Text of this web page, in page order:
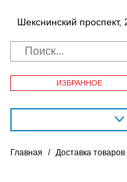
Шекснинский проспект,
ИЗБРАННОЕ
Главная / Доставка товаров